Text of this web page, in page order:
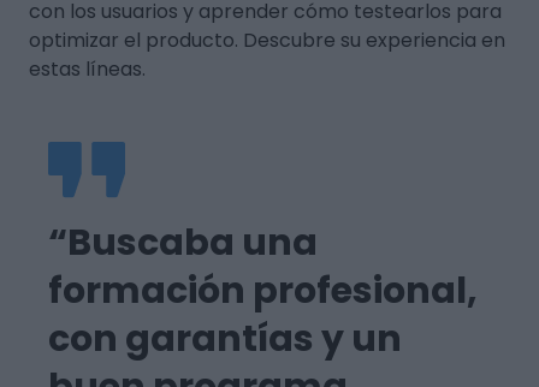
con los usuarios y aprender cómo testearlos para
optimizar el producto. Descubre su experiencia en
estas líneas.
“Buscaba una
formación profesional,
con garantías y un